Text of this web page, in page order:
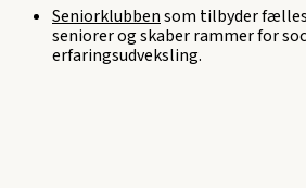
Seniorklubbensom tilbyder
seniorer og skaber rammer for
erfaringsudveksling.